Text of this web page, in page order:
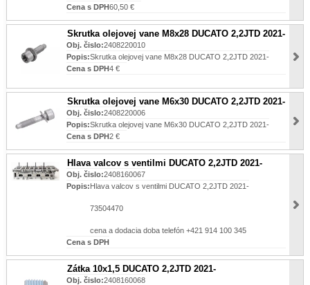
Cena s DPH60,50 €
Skrutka olejovej vane M8x28 DUCATO 2,2JTD 2021-
Obj. čislo:2408220010
Popis:Skrutka olejovej vane M8x28 DUCATO 2,2JTD 2021-
Cena s DPH4 €
Skrutka olejovej vane M6x30 DUCATO 2,2JTD 2021-
Obj. čislo:2408220006
Popis:Skrutka olejovej vane M6x30 DUCATO 2,2JTD 2021-
Cena s DPH2 €
Hlava valcov s ventilmi DUCATO 2,2JTD 2021-
Obj. čislo:2408160067
Popis:Hlava valcov s ventilmi DUCATO 2,2JTD 2021-
73504470
cena a dodacia doba telefón +421 914 100 345
Cena s DPH
Zátka 10x1,5 DUCATO 2,2JTD 2021-
Obj. čislo:2408160068